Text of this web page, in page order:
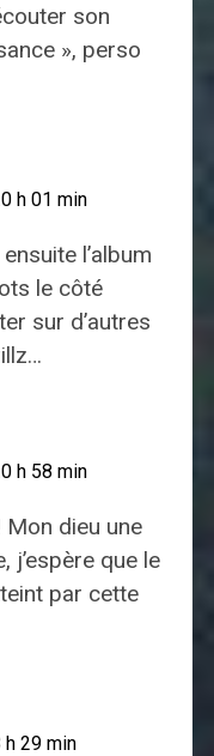
son
», perso
h 01 min
l’album
le côté
sur d’autres
h 58 min
Mon dieu une
j’espère que le
par cette
29 min